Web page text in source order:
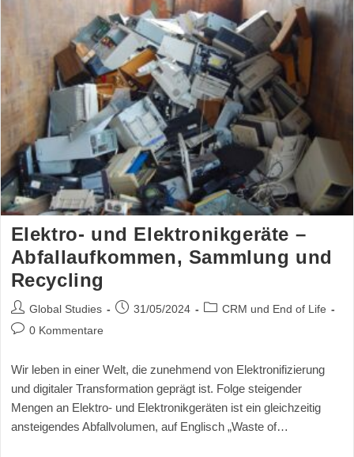
Elektro- und Elektronikgeräte –
Abfallaufkommen, Sammlung und
Recycling
Global Studies 31/05/2024
CRM und End of Life
0 Kommentare
Wir leben in einer Welt, die zunehmend von Elektronifizierung
und digitaler Transformation geprägt ist. Folge steigender
Mengen an Elektro- und Elektronikgeräten ist ein gleichzeitig
ansteigendes Abfallvolumen, auf Englisch „Waste of…